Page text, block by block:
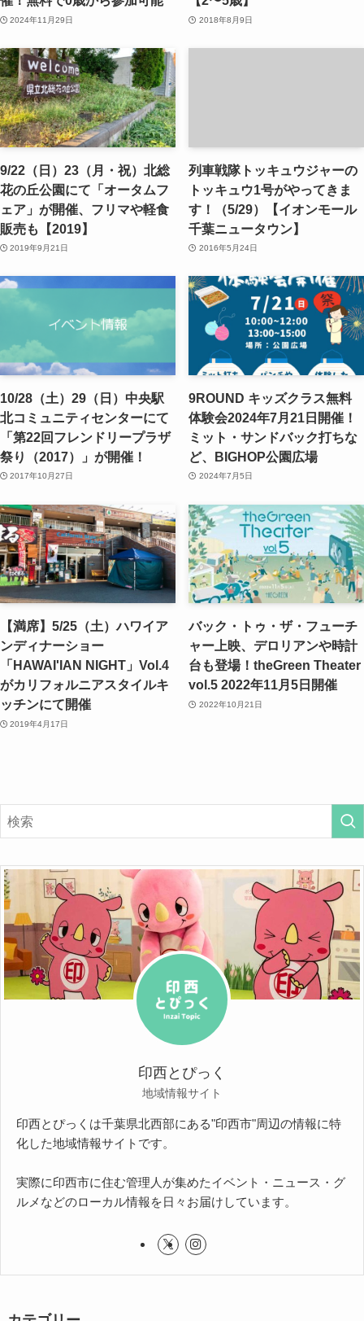
2024年11月29日 2018年8月9日
9/22（日）23（月・祝）北総
花の丘公園にて「オータムフ
ェア」が開催、フリマや軽食
販売も【2019】
2019年9月21日
列車戦隊トッキュウジャーの
トッキュウ1号がやってきま
す！（5/29）【イオンモール
千葉ニュータウン】
2016年5月24日
10/28（土）29（日）中央駅
北コミュニティセンターにて
「第22回フレンドリープラザ
祭り（2017）」が開催！
2017年10月27日
9ROUND キッズクラス無料
体験会2024年7月21日開催！
ミット・サンドバック打ちな
ど、BIGHOP公園広場
2024年7月5日
【満席】5/25（土）ハワイア
ンディナーショー
「HAWAI'IAN NIGHT」Vol.4
がカリフォルニアスタイルキ
ッチンにて開催
2019年4月17日
バック・トゥ・ザ・フューチ
ャー上映、デロリアンや時計
台も登場！theGreen Theater
vol.5 2022年11月5日開催
2022年10月21日
印西とぴっく
地域情報サイト
印西とぴっくは千葉県北西部にある"印西市"周辺の情報に特
化した地域情報サイトです。
実際に印西市に住む管理人が集めたイベント・ニュース・グ
ルメなどのローカル情報を日々お届けしています。